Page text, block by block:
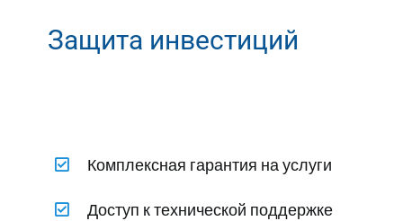
Защита инвестиций
Комплексная гарантия на услуги
Доступ к технической поддержке